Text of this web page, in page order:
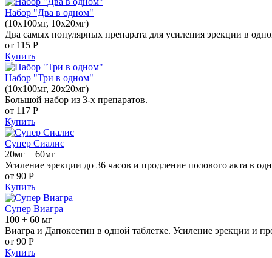
Набор "Два в одном"
(10x100мг, 10x20мг)
Два самых популярных препарата для усиления эрекции в
от 115 Р
Купить
Набор "Три в одном"
(10x100мг, 20x20мг)
Большой набор из 3-х препаратов.
от 117 Р
Купить
Супер Сиалис
20мг + 60мг
Усиление эрекции до 36 часов и продление полового акта в
от 90 Р
Купить
Супер Виагра
100 + 60 мг
Виагра и Дапоксетин в одной таблетке. Усиление эрекции и
от 90 Р
Купить